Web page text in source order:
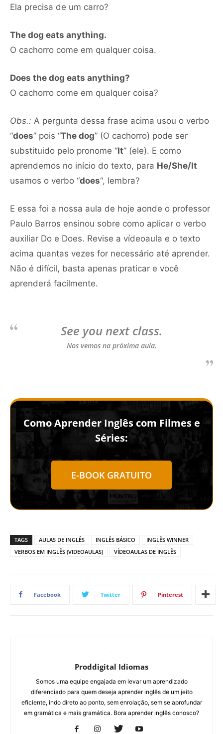
Ela precisa de um carro?
The dog eats anything.
O cachorro come em qualquer coisa.
Does the dog eats anything?
O cachorro come em qualquer coisa?
Obs.: A pergunta dessa frase acima usou o verbo
“does” pois “The dog” (O cachorro) pode ser
substituido pelo pronome “It” (ele). E como
aprendemos no início do texto, para He/She/It
usamos o verbo “does“, lembra?
E essa foi a nossa aula de hoje aonde o professor
Paulo Barros ensinou sobre como aplicar o verbo
auxiliar Do e Does. Revise a vídeoaula e o texto
acima quantas vezes for necessário até aprender.
Não é difícil, basta apenas praticar e você
aprenderá facilmente.
See you next class.
Nos vemos na próxima aula.
Como Aprender Inglês com Filmes e
Séries:
E-BOOK GRATUITO
TAGS AULAS DE INGLÊS INGLÊS BÁSICO
INGLÊS WINNER
VERBOS EM INGLÊS (VIDEOAULAS)
VÍDEOAULAS DE INGLÊS
Facebook Twitter Pinterest
Proddigital Idiomas
Somos uma equipe engajada em levar um aprendizado
diferenciado para quem deseja aprender inglês de um jeito
eficiente, indo direto ao ponto, sem enrolação, sem se aprofundar
em gramática e mais gramática. Bora aprender inglês conosco?